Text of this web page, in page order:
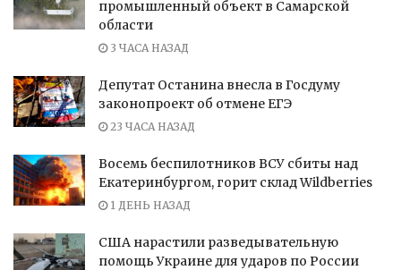
промышленный объект в Самарской
области
3 ЧАСА НАЗАД
Депутат Останина внесла в Госдуму
законопроект об отмене ЕГЭ
23 ЧАСА НАЗАД
Восемь беспилотников ВСУ сбиты над
Екатеринбургом, горит склад Wildberries
1 ДЕНЬ НАЗАД
США нарастили разведывательную
помощь Украине для ударов по России